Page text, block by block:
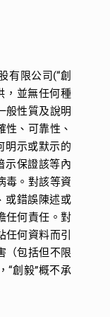
有限公司(“創
，並無任何種
般性質及說明
性、可靠性、
明示或默示的
示保證該等內
毒。對該等資
或錯誤陳述或
任何責任。對
何資料而引
（包括但不限
“創毅”概不承